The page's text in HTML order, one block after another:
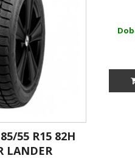
55 R15 82H
LANDER